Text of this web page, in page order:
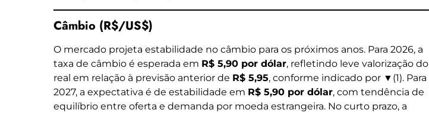
Câmbio (R$/US$)
O mercado projeta estabilidade no câmbio para os próximos anos. Para 2026, a
taxa de câmbio é esperada em R$ 5,90 por dólar, refletindo leve valorização do
real em relação à previsão anterior de R$ 5,95, conforme indicado por ▼(1). Para
2027, a expectativa é de estabilidade em R$ 5,90 por dólar, com tendência de
equilíbrio entre oferta e demanda por moeda estrangeira. No curto prazo, a